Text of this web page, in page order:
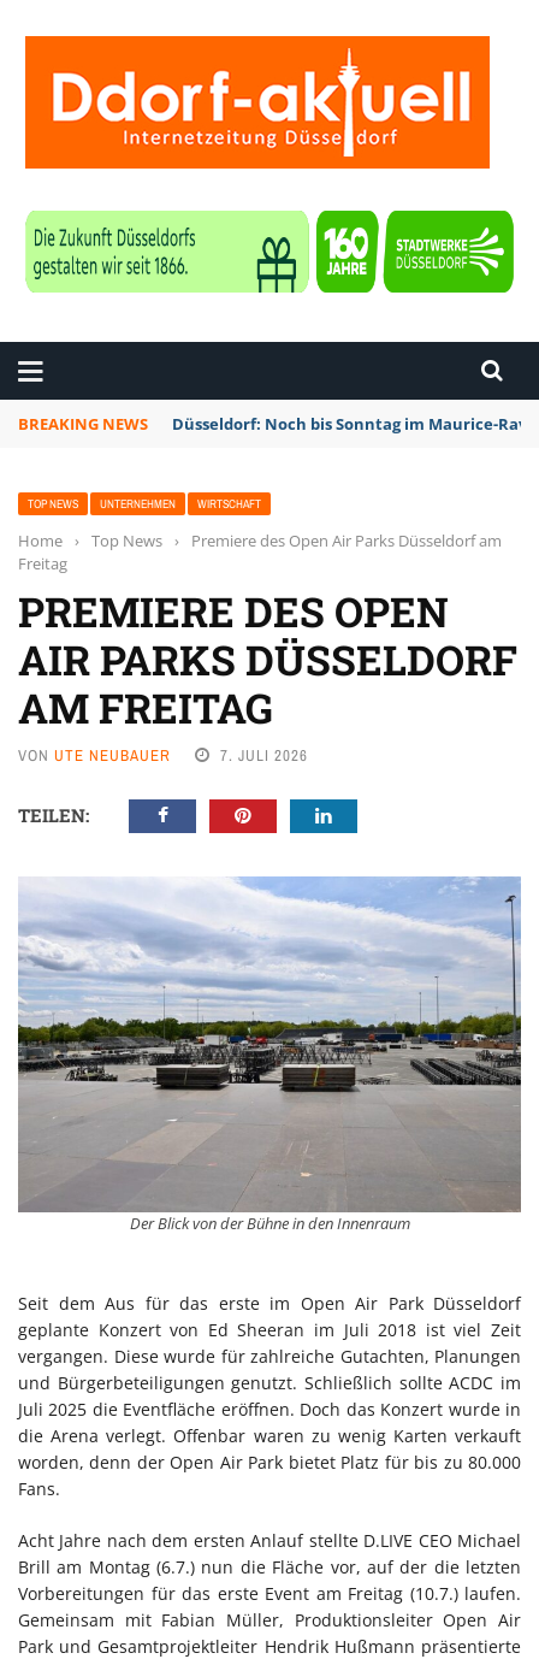
BREAKING NEWS Düsseldorf: Noch bis Sonntag im Maurice-
TOP NEWS UNTERNEHMEN WIRTSCHAFT
Home › Top News ›
Premiere des Open Air Parks Düsseldorf am
Freitag
PREMIERE DES OPEN
AIR PARKS DÜSSELDORF
AM FREITAG
VON UTE NEUBAUER 7. JULI 2026
TEILEN:
Der Blick von der Bühne in den Innenraum
Seit dem Aus für das erste im Open Air Park Düsseldorf
geplante Konzert von Ed Sheeran im Juli 2018 ist viel Zeit
vergangen. Diese wurde für zahlreiche Gutachten, Planungen
und Bürgerbeteiligungen genutzt. Schließlich sollte ACDC im
Juli 2025 die Eventfläche eröffnen. Doch das Konzert wurde in
die Arena verlegt. Offenbar waren zu wenig Karten verkauft
worden, denn der Open Air Park bietet Platz für bis zu 80.000
Fans.
Acht Jahre nach dem ersten Anlauf stellte D.LIVE CEO Michael
Brill am Montag (6.7.) nun die Fläche vor, auf der die letzten
Vorbereitungen für das erste Event am Freitag (10.7.) laufen.
Gemeinsam mit Fabian Müller, Produktionsleiter Open Air
Park und Gesamtprojektleiter Hendrik Hußmann präsentierte